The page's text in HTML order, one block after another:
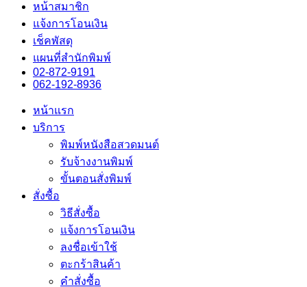
หน้าสมาชิก
แจ้งการโอนเงิน
เช็คพัสดุ
แผนที่สำนักพิมพ์
02-872-9191
062-192-8936
หน้าแรก
บริการ
พิมพ์หนังสือสวดมนต์
รับจ้างงานพิมพ์
ขั้นตอนสั่งพิมพ์
สั่งซื้อ
วิธีสั่งซื้อ
แจ้งการโอนเงิน
ลงชื่อเข้าใช้
ตะกร้าสินค้า
คำสั่งซื้อ